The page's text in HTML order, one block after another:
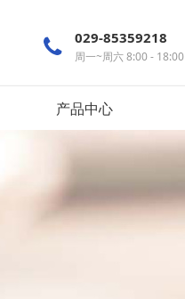
029-85359218
周一~周六 8:00 - 18:00
产品中心